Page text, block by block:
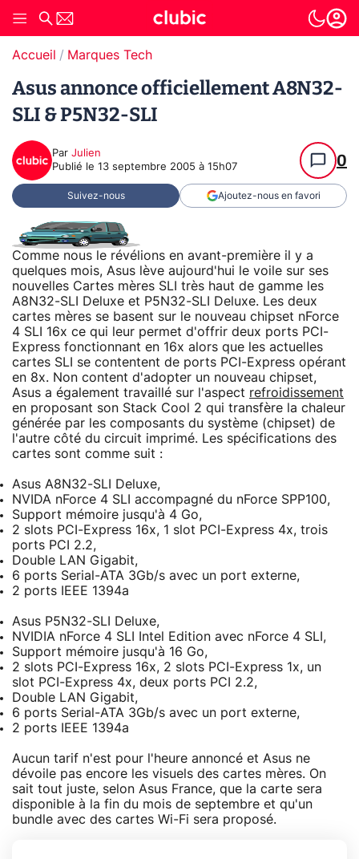
Accueil Marques Tech
Asus annonce officiellement A8N32-
SLI & P5N32-SLI
Par Julien
Publié le 13 septembre 2005 à 15h07 0
Suivez-nous Ajoutez-nous en favori
Comme nous le révélions en avant-première il y a
quelques mois, Asus lève aujourd'hui le voile sur ses
nouvelles Cartes mères SLI très haut de gamme les
A8N32-SLI Deluxe et P5N32-SLI Deluxe. Les deux
cartes mères se basent sur le nouveau chipset nForce
4 SLI 16x ce qui leur permet d'offrir deux ports PCI-
Express fonctionnant en 16x alors que les actuelles
cartes SLI se contentent de ports PCI-Express opérant
en 8x. Non content d'adopter un nouveau chipset,
Asus a également travaillé sur l'aspect refroidissement
en proposant son Stack Cool 2 qui transfère la chaleur
générée par les composants du système (chipset) de
l'autre côté du circuit imprimé. Les spécifications des
cartes sont comme suit :
Asus A8N32-SLI Deluxe,
NVIDA nForce 4 SLI accompagné du nForce SPP100,
Support mémoire jusqu'à 4 Go,
2 slots PCI-Express 16x, 1 slot PCI-Express 4x, trois
ports PCI 2.2,
Double LAN Gigabit,
6 ports Serial-ATA 3Gb/s avec un port externe,
2 ports IEEE 1394a
Asus P5N32-SLI Deluxe,
NVIDIA nForce 4 SLI Intel Edition avec nForce 4 SLI,
Support mémoire jusqu'à 16 Go,
2 slots PCI-Express 16x, 2 slots PCI-Express 1x, un
slot PCI-Express 4x, deux ports PCI 2.2,
Double LAN Gigabit,
6 ports Serial-ATA 3Gb/s avec un port externe,
2 ports IEEE 1394a
Aucun tarif n'est pour l'heure annoncé et Asus ne
dévoile pas encore les visuels des cartes mères. On
sait tout juste, selon Asus France, que la carte sera
disponible à la fin du mois de septembre et qu'un
bundle avec des cartes Wi-Fi sera proposé.